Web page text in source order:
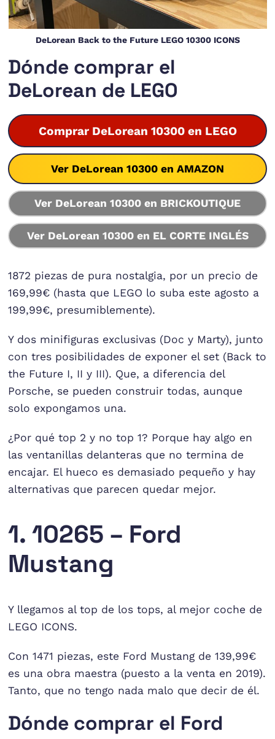
DeLorean Back to the Future LEGO 10300 ICONS
Dónde comprar el
DeLorean de LEGO
Comprar DeLorean 10300 en LEGO
Ver DeLorean 10300 en AMAZON
Ver DeLorean 10300 en BRICKOUTIQUE
Ver DeLorean 10300 en EL CORTE INGLÉS
1872 piezas de pura nostalgia, por un precio de
169,99€ (hasta que LEGO lo suba este agosto a
199,99€, presumiblemente).
Y dos minifiguras exclusivas (Doc y Marty), junto
con tres posibilidades de exponer el set (Back to
the Future I, II y III). Que, a diferencia del
Porsche, se pueden construir todas, aunque
solo expongamos una.
¿Por qué top 2 y no top 1? Porque hay algo en
las ventanillas delanteras que no termina de
encajar. El hueco es demasiado pequeño y hay
alternativas que parecen quedar mejor.
1. 10265 – Ford
Mustang
Y llegamos al top de los tops, al mejor coche de
LEGO ICONS.
Con 1471 piezas, este Ford Mustang de 139,99€
es una obra maestra (puesto a la venta en 2019).
Tanto, que no tengo nada malo que decir de él.
Dónde comprar el Ford